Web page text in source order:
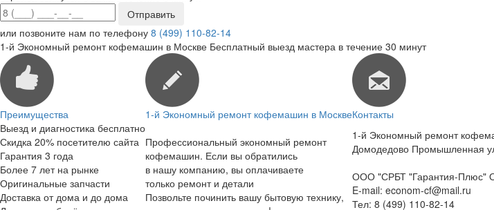
или позвоните нам по телефону 8 (499) 110-82-14
1-й Экономный ремонт кофемашин в Москве Бесплатный выезд мастера в течение 30 минут
Преимущества 1-й Экономный ремонт кофемашин в МосквеКонтакты
Выезд и диагностика бесплатно
Скидка 20% посетителю сайта
Гарантия 3 года
Более 7 лет на рынке
Оригинальные запчасти
Доставка от дома и до дома
Профессиональный экономный ремонт
кофемашин. Если вы обратились
в нашу компанию, вы оплачиваете
только ремонт и детали
Позвольте починить вашу бытовую технику,
1-й Экономный ремонт
Домодедово Промышленная
ООО "СРБТ "Гарантия-Плюс"
E-mail: econom-cf@mail.ru
Тел: 8 (499) 110-82-14